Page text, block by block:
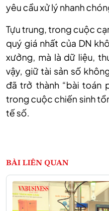
yêu cầu xử lý nhanh
Tựu trung, trong cuộc
quý giá nhất của DN
xưởng, mà là dữ liệu,
vậy, giữ tài sản số
đã trở thành “bài toán
trong cuộc chiến sinh
tế số.
BÀI LIÊN QUAN